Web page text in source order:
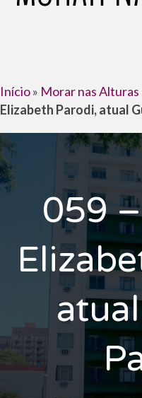
Início» Morar nas Alturas
Elizabeth Parodi, atual
059